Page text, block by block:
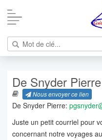
De Snyder Pierre
Nous envoyer ce lien
De Snyder Pierre:
Juste un petit courriel pour
concernant notre voyages